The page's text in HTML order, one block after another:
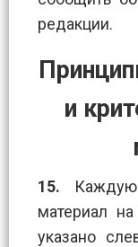
редакции.
и
15. Каждую
материал
указано